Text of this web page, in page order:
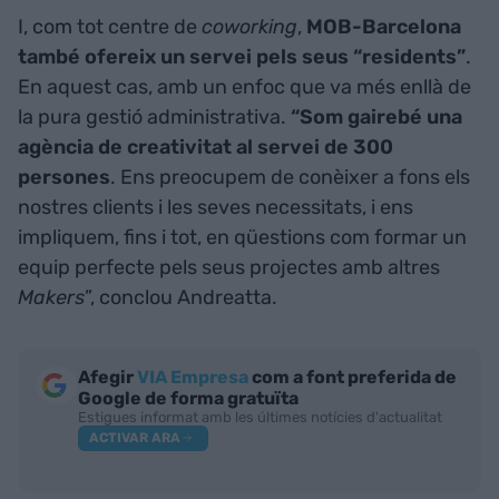
I, com tot centre de coworking, MOB-Barcelona
també ofereix un servei pels seus “residents”.
En aquest cas, amb un enfoc que va més enllà de
la pura gestió administrativa. “Som gairebé una
agència de creativitat al servei de 300
persones. Ens preocupem de conèixer a fons els
nostres clients i les seves necessitats, i ens
impliquem, fins i tot, en qüestions com formar un
equip perfecte pels seus projectes amb altres
Makers”, conclou Andreatta.
AfegirVIA Empresa com a font preferida de
Google de forma gratuïta
Estigues informat amb les últimes notícies d'actualitat
ACTIVAR ARA